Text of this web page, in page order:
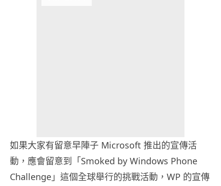
如果大家有留意早陣子 Microsoft 推出的宣傳活
動，應會留意到「Smoked by Windows Phone
Challenge」這個全球舉行的挑戰活動，WP 的宣傳